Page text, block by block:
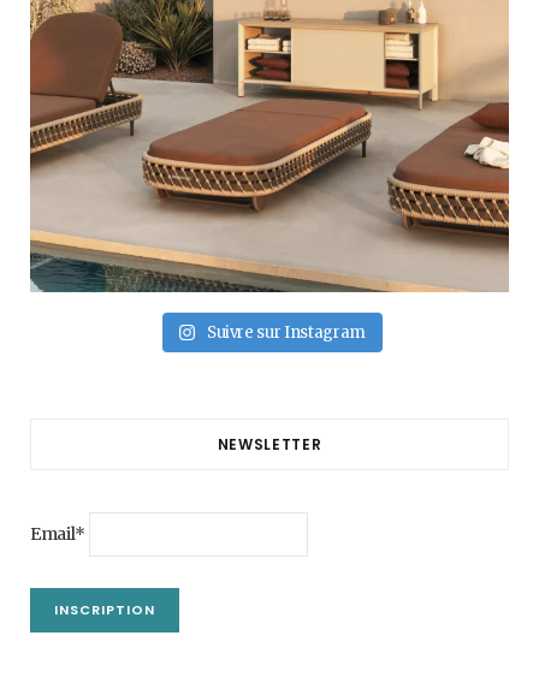
Suivre sur Instagram
NEWSLETTER
Email*